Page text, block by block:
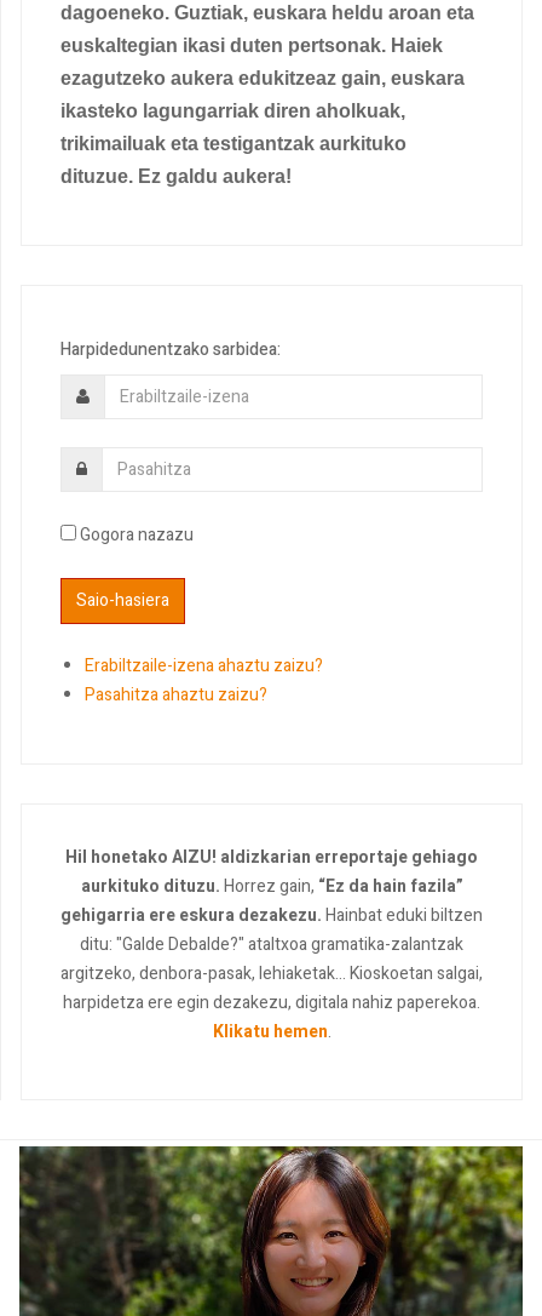
dagoeneko. Guztiak, euskara heldu aroan eta
euskaltegian ikasi duten pertsonak. Haiek
ezagutzeko aukera edukitzeaz gain, euskara
ikasteko lagungarriak diren aholkuak,
trikimailuak eta testigantzak aurkituko
dituzue. Ez galdu aukera!
Harpidedunentzako sarbidea:
Gogora nazazu
Erabiltzaile-izena ahaztu zaizu?
Pasahitza ahaztu zaizu?
Hil honetako AIZU! aldizkarian erreportaje gehiago
aurkituko dituzu.Horrez gain, “Ez da hain fazila”
gehigarria ere eskura dezakezu.Hainbat eduki biltzen
ditu: "Galde Debalde?" ataltxoa gramatika-zalantzak
argitzeko, denbora-pasak, lehiaketak... Kioskoetan salgai,
harpidetza ere egin dezakezu, digitala nahiz paperekoa.
Klikatu hemen.